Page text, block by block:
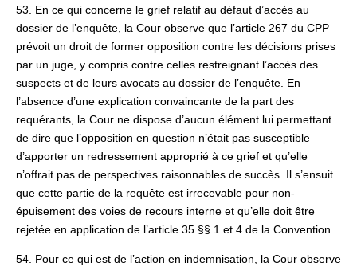
53. En ce qui concerne le grief relatif au défaut d’accès au
dossier de l’enquête, la Cour observe que l’article 267 du CPP
prévoit un droit de former opposition contre les décisions prises
par un juge, y compris contre celles restreignant l’accès des
suspects et de leurs avocats au dossier de l’enquête. En
l’absence d’une explication convaincante de la part des
requérants, la Cour ne dispose d’aucun élément lui permettant
de dire que l’opposition en question n’était pas susceptible
d’apporter un redressement approprié à ce grief et qu’elle
n’offrait pas de perspectives raisonnables de succès. Il s’ensuit
que cette partie de la requête est irrecevable pour non-
épuisement des voies de recours interne et qu’elle doit être
rejetée en application de l’article 35 §§ 1 et 4 de la Convention.
54. Pour ce qui est de l’action en indemnisation, la Cour observe